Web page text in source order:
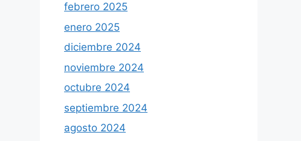
febrero 2025
enero 2025
diciembre 2024
noviembre 2024
octubre 2024
septiembre 2024
agosto 2024